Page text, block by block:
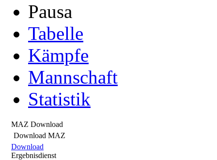
Pausa
Tabelle
Kämpfe
Mannschaft
Statistik
MAZ Download
Download MAZ
Download
Ergebnisdienst